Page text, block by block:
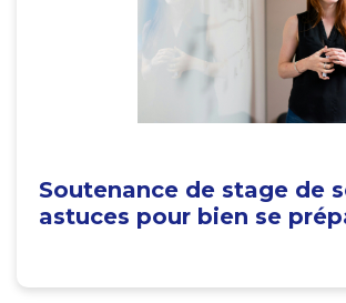
Soutenance de stage de
astuces pour bien se